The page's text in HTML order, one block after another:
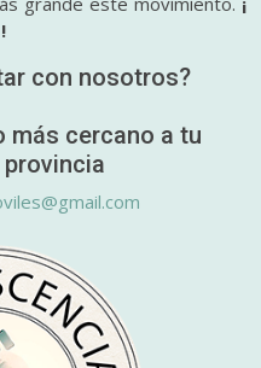
con nosotros?
más cercano a tu